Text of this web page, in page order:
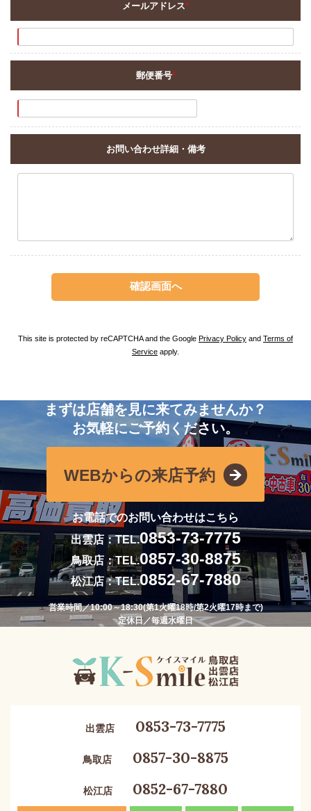
メールアドレス*
郵便番号*
お問い合わせ詳細・備考
This site is protected by reCAPTCHA and the Google Privacy Policy and Terms of
Service apply.
まずは店舗を見に来てみませんか？
お気軽にご予約ください。
WEBからの来店予約
お電話でのお問い合わせはこちら
出雲店：TEL.0853-73-7775
鳥取店：TEL.0857-30-8875
松江店：TEL.0852-67-7880
営業時間／10:00～18:30(第1火曜18時/第2火曜17時まで)
定休日／毎週水曜日
出雲店 0853-73-7775
鳥取店 0857-30-8875
松江店 0852-67-7880